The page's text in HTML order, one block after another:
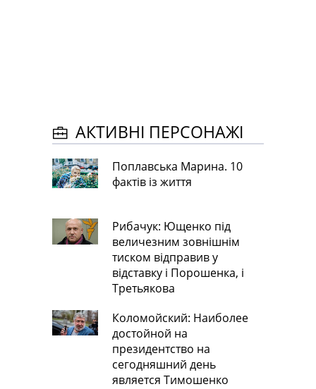
АКТИВНІ ПЕРСОНАЖІ
Поплавська Марина. 10
фактів із життя
Рибачук: Ющенко під
величезним зовнішнім
тиском відправив у
відставку і Порошенка, і
Третьякова
Коломойский: Наиболее
достойной на
президентство на
сегодняшний день
является Тимошенко